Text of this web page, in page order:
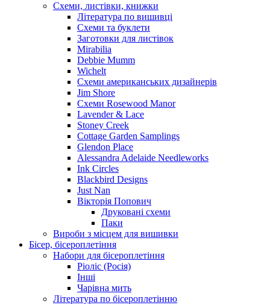
Схеми, листівки, книжки
Література по вишивці
Схеми та буклети
Заготовки для листівок
Mirabilia
Debbie Mumm
Wichelt
Схеми американських дизайнерів
Jim Shore
Cхеми Rosewood Manor
Lavender & Lace
Stoney Creek
Cottage Garden Samplings
Glendon Place
Alessandra Adelaide Needleworks
Ink Circles
Blackbird Designs
Just Nan
Вікторія Попович
Друковані схеми
Паки
Вироби з місцем для вишивки
Бісер, бісероплетіння
Набори для бісероплетіння
Ріоліс (Росія)
Інші
Чарівна мить
Література по бісероплетінню